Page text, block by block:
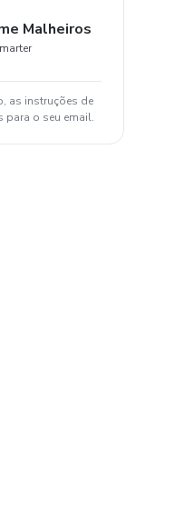
Malheiros
as instruções de
para o seu email.